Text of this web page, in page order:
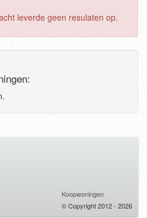
leverde geen resulaten op.
Koopwoningen
© Copyright 2012 - 2026